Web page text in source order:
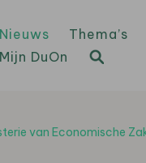
Nieuws Thema’s
Mijn DuOn
van Economische